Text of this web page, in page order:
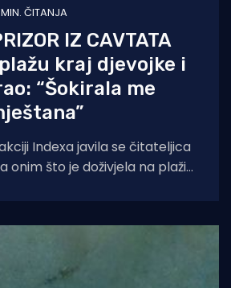
ČITANJA
IZ CAVTATA
kraj djevojke i
“Šokirala me
Indexa javila se čitateljica
onim što je doživjela na plaži